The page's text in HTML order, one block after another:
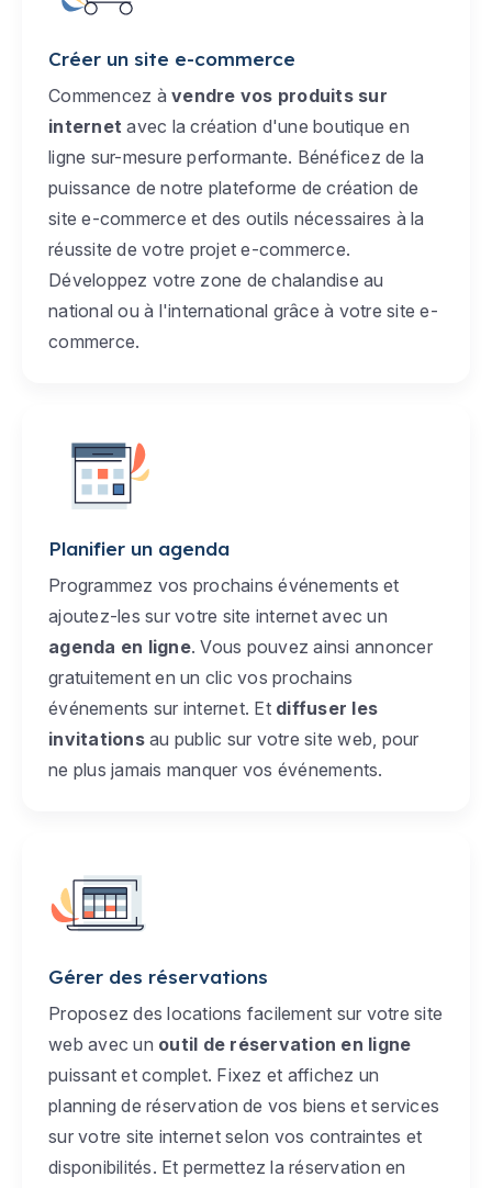
Créer un site e-commerce
Commencez à vendre vos produits sur
internet avec la création d'une boutique en
ligne sur-mesure performante. Bénéficez de la
puissance de notre plateforme de création de
site e-commerce et des outils nécessaires à la
réussite de votre projet e-commerce.
Développez votre zone de chalandise au
national ou à l'international grâce à votre site e-
commerce.
Planifier un agenda
Programmez vos prochains événements et
ajoutez-les sur votre site internet avec un
agenda en ligne. Vous pouvez ainsi annoncer
gratuitement en un clic vos prochains
événements sur internet. Et diffuser les
invitationsau public sur votre site web, pour
ne plus jamais manquer vos événements.
Gérer des réservations
Proposez des locations facilement sur votre site
web avec un outil de réservation en ligne
puissant et complet. Fixez et affichez un
planning de réservation de vos biens et services
sur votre site internet selon vos contraintes et
disponibilités. Et permettez la réservation en